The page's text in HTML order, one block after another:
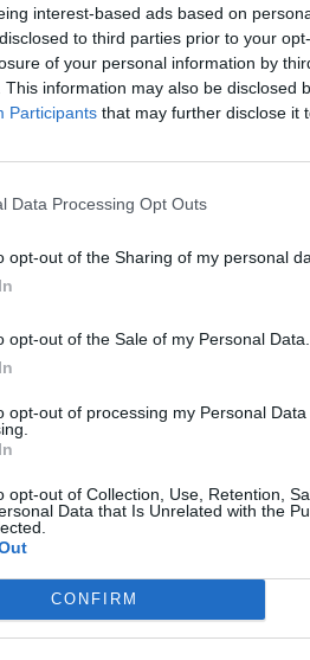
interest-based ads based on
to third parties prior to your
of your personal information by
This information may also be disclosed
Participants that may further disclose it
Data Processing Opt Outs
opt-out of the Sharing of my personal
opt-out of the Sale of my Personal Data.
opt-out of processing my Personal
opt-out of Collection, Use, Retention,
Data that Is Unrelated with the
CONFIRM
no concelho de
do Alto Alentejo.
de Castelo de Vide,
urbano” daquela vila,
e a Estrada Nacional
“ficou aqui na serra, numa
espaço urbano”, destacou.
os meios posicionados” e o
que houve uma
mas foi
indicou à Lusa que, devido
de Vide e Carreiras (no
de Vide, a Estrada